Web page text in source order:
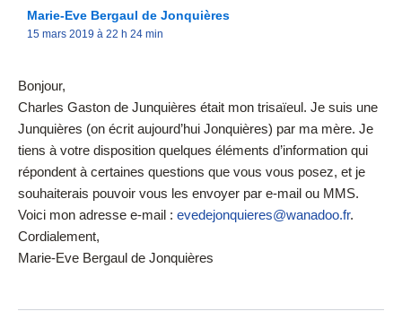
Marie-Eve Bergaul de Jonquières
15 mars 2019 à 22 h 24 min
Bonjour,
Charles Gaston de Junquières était mon trisaïeul. Je suis une
Junquières (on écrit aujourd’hui Jonquières) par ma mère. Je
tiens à votre disposition quelques éléments d’information qui
répondent à certaines questions que vous vous posez, et je
souhaiterais pouvoir vous les envoyer par e-mail ou MMS.
Voici mon adresse e-mail : evedejonquieres@wanadoo.fr.
Cordialement,
Marie-Eve Bergaul de Jonquières